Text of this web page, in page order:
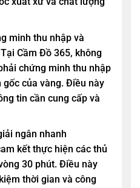
minh thu nhập và
Cầm Đồ 365, không
chứng minh thu nhập
của vàng. Điều này
tin cần cung cấp và
ngân nhanh
kết thực hiện các thủ
30 phút. Điều này
thời gian và công